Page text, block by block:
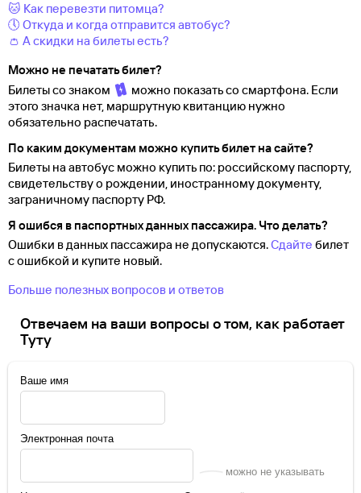
🐱 Как перевезти питомца?
🕔 Откуда и когда отправится автобус?
👛 А скидки на билеты есть?
Можно не печатать билет?
Билеты со знаком
можно показать со смартфона. Если
этого значка нет, маршрутную квитанцию нужно
обязательно распечатать.
По каким документам можно купить билет на сайте?
Билеты на автобус можно купить по: российскому паспорту,
свидетельству о рождении, иностранному документу,
заграничному паспорту РФ.
Я ошибся в паспортных данных пассажира. Что делать?
Ошибки в данных пассажира не допускаются.Сдайте билет
с ошибкой и купите новый.
Больше полезных вопросов и ответов
Отвечаем на ваши вопросы о том, как работает
Туту
Ваше имя
Электронная почта
можно не указывать